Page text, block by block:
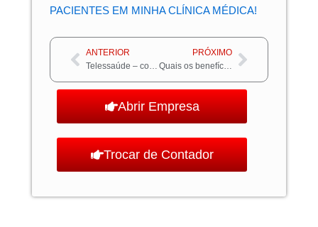
PACIENTES EM MINHA CLÍNICA MÉDICA!
Anterior
ANTERIOR
Telessaúde – como funciona?
PRÓXIMO
Quais os benefícios da telecirurgia para clínicas médicas?Próximo
Abrir Empresa
Trocar de Contador